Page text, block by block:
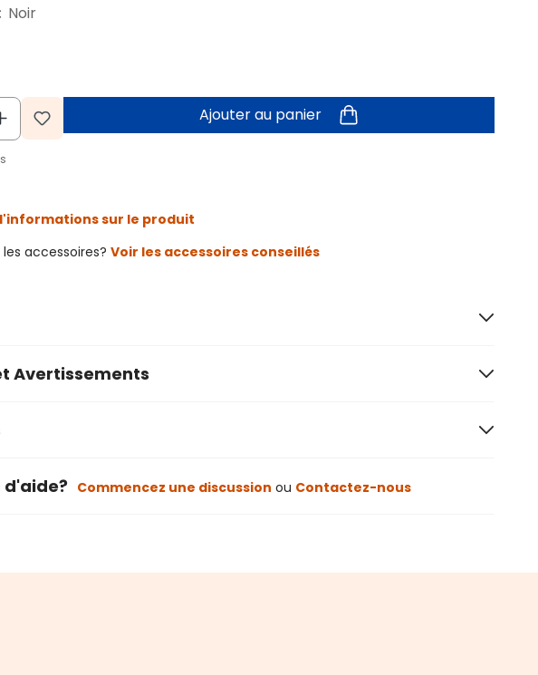
Noir
Ajouter au panier
sur le produit
accessoires? Voir les accessoires conseillés
Avertissements
d'aide? Commencez une discussion ou Contactez-nous